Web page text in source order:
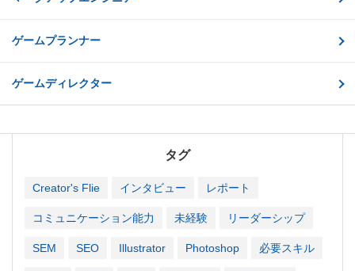
ゲームプランナー
ゲームディレクター
タグ
Creator's Flie インタビュー レポート
コミュニケーション能力 未経験 リーダーシップ
SEM SEO Illustrator Photoshop 必要スキル